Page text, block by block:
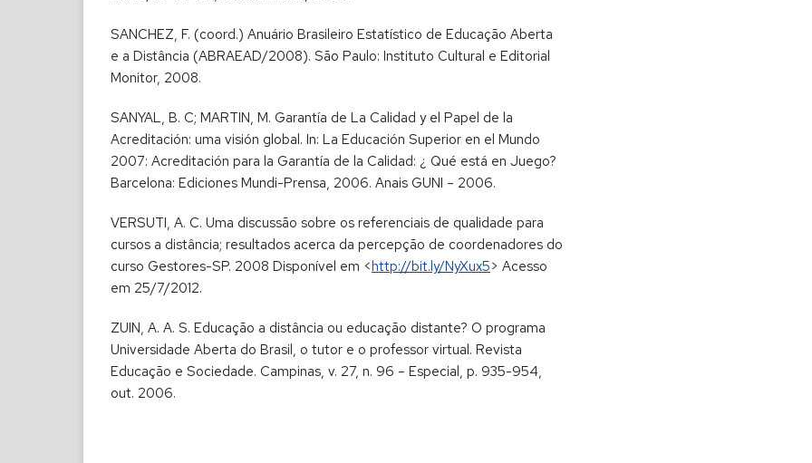
SANCHEZ, F. (coord.) Anuário Brasileiro Estatístico de Educação Aberta
e a Distância (ABRAEAD/2008). São Paulo: Instituto Cultural e Editorial
Monitor, 2008.
SANYAL, B. C; MARTIN, M. Garantía de La Calidad y el Papel de la
Acreditación: uma visión global. In: La Educación Superior en el Mundo
2007: Acreditación para la Garantía de la Calidad: ¿ Qué está en Juego?
Barcelona: Ediciones Mundi-Prensa, 2006. Anais GUNI – 2006.
VERSUTI, A. C. Uma discussão sobre os referenciais de qualidade para
cursos a distância; resultados acerca da percepção de coordenadores do
curso Gestores-SP. 2008 Disponível em <http://bit.ly/NyXux5> Acesso
em 25/7/2012.
ZUIN, A. A. S. Educação a distância ou educação distante? O programa
Universidade Aberta do Brasil, o tutor e o professor virtual. Revista
Educação e Sociedade. Campinas, v. 27, n. 96 – Especial, p. 935-954,
out. 2006.